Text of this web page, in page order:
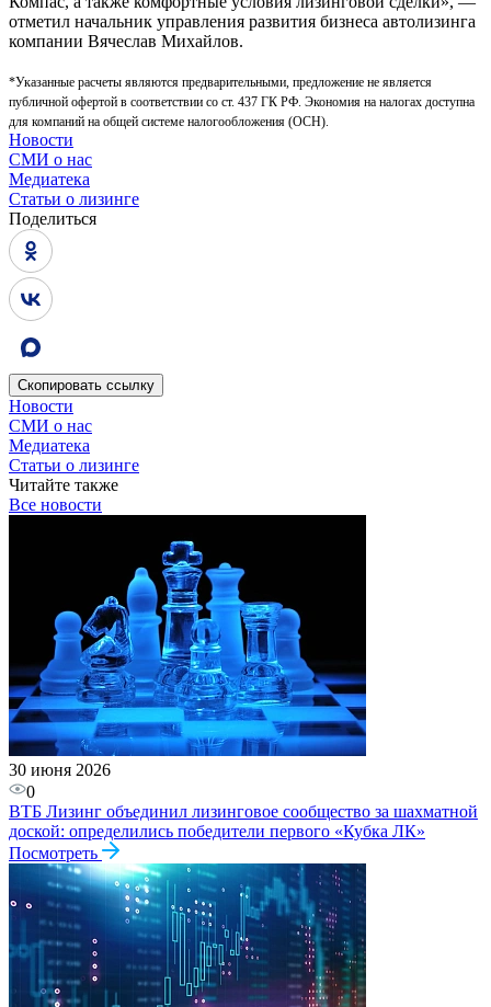
отметил начальник управления развития бизнеса автолизинга
компании Вячеслав Михайлов.
*Указанные расчеты являются предварительными, предложение не является
публичной офертой в соответствии со ст. 437 ГК РФ. Экономия на налогах доступна
для компаний на общей системе налогообложения (ОСН).
Новости
СМИ о нас
Медиатека
Статьи о лизинге
Поделиться
Скопировать ссылку
Новости
СМИ о нас
Медиатека
Статьи о лизинге
Читайте также
Все новости
30 июня 2026
0
ВТБ Лизинг объединил лизинговое сообщество за шахматной
доской: определились победители первого «Кубка ЛК»
Посмотреть